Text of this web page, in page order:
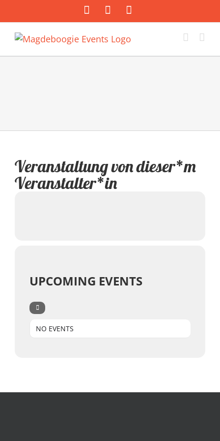
Inhalt
springen
FacebookInstagram
Mail
Veranstaltung von dieser*m
Veranstalter*in
UPCOMING EVENTS
NO EVENTS